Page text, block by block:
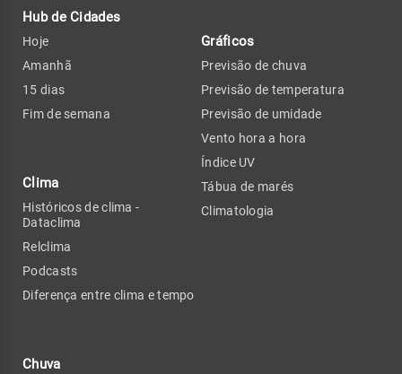
Hub de Cidades
Hoje
Amanhã
15 dias
Fim de semana
Clima
Históricos de clima -
Dataclima
Relclima
Podcasts
Diferença entre clima e tempo
Chuva
Gráficos
Previsão de chuva
Previsão de temperatura
Previsão de umidade
Vento hora a hora
Índice UV
Tábua de marés
Climatologia